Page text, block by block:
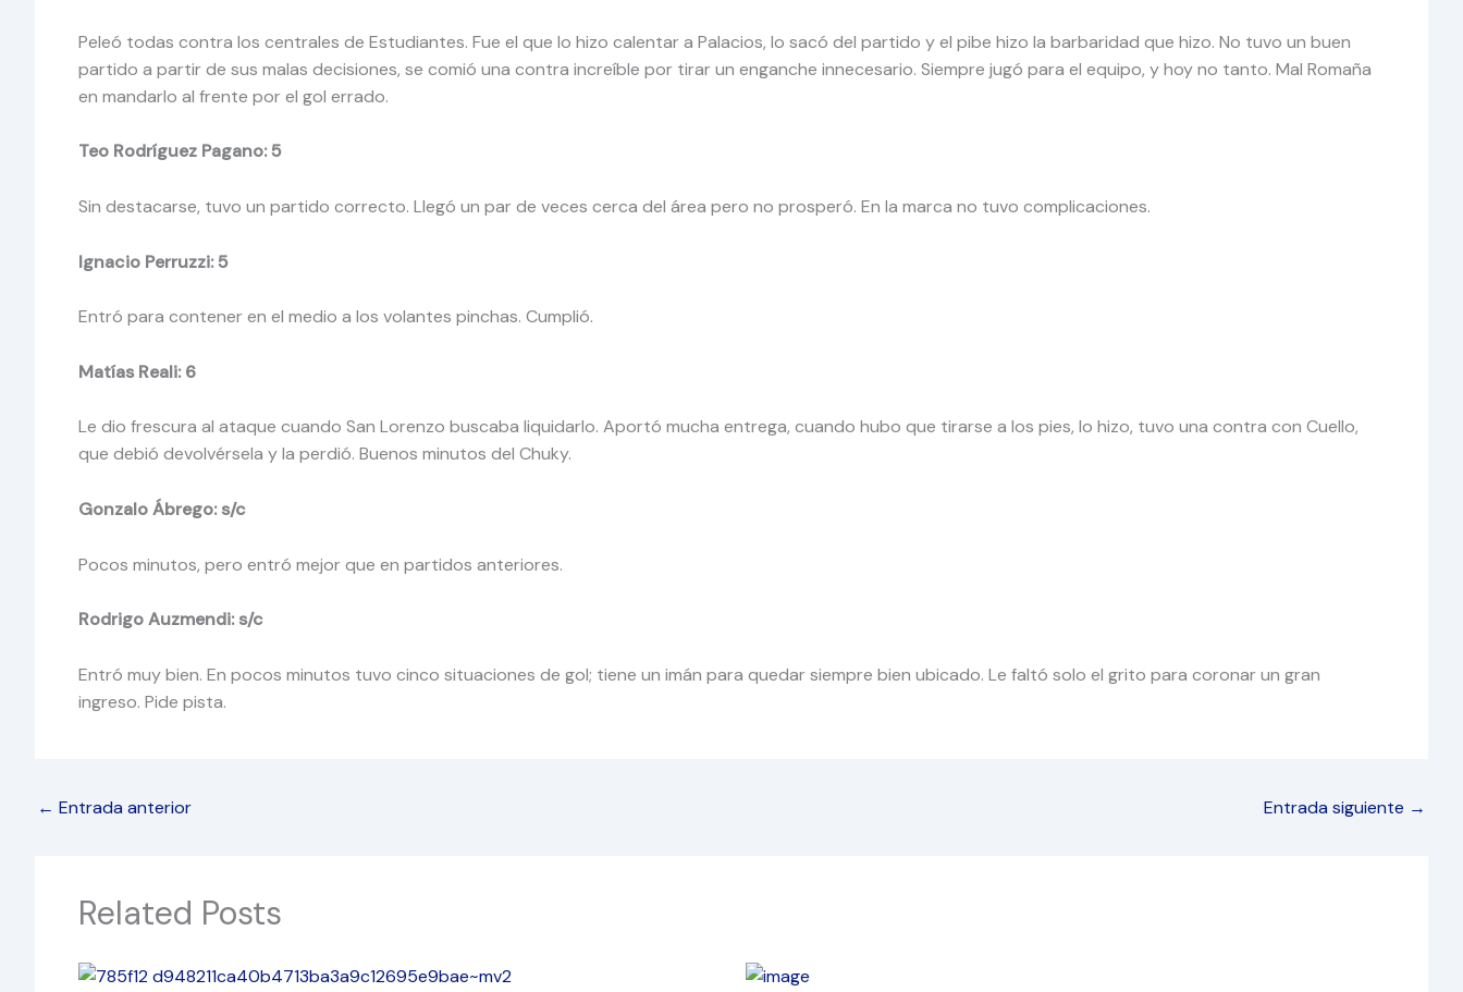
Peleó todas contra los centrales de Estudiantes. Fue el que lo hizo calentar a Palacios, lo sacó del partido y el pibe hizo la barbaridad que hizo. No tuvo un buen
partido a partir de sus malas decisiones, se comió una contra increíble por tirar un enganche innecesario. Siempre jugó para el equipo, y hoy no tanto. Mal Romaña
en mandarlo al frente por el gol errado.
Teo Rodríguez Pagano: 5
Sin destacarse, tuvo un partido correcto. Llegó un par de veces cerca del área pero no prosperó. En la marca no tuvo complicaciones.
Ignacio Perruzzi: 5
Entró para contener en el medio a los volantes pinchas. Cumplió.
Matías Reali: 6
Le dio frescura al ataque cuando San Lorenzo buscaba liquidarlo. Aportó mucha entrega, cuando hubo que tirarse a los pies, lo hizo, tuvo una contra con Cuello,
que debió devolvérsela y la perdió. Buenos minutos del Chuky.
Gonzalo Ábrego: s/c
Pocos minutos, pero entró mejor que en partidos anteriores.
Rodrigo Auzmendi: s/c
Entró muy bien. En pocos minutos tuvo cinco situaciones de gol; tiene un imán para quedar siempre bien ubicado. Le faltó solo el grito para coronar un gran
ingreso. Pide pista.
← Entrada anterior Entrada siguiente →
Related Posts